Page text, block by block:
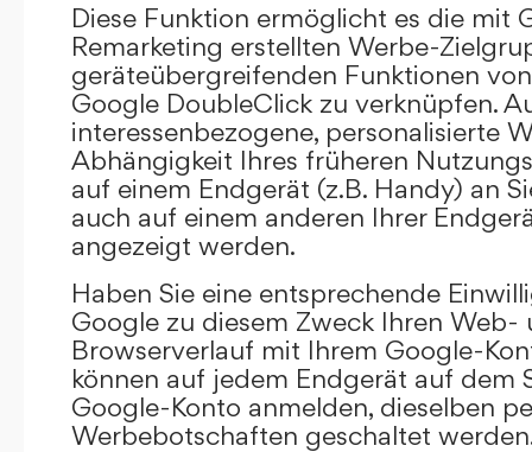
Diese Funktion ermöglicht es die mit
Remarketing erstellten Werbe-
geräteübergreifenden Funktionen
Google DoubleClick zu verknüpfen.
interessenbezogene, personalisierte
Abhängigkeit Ihres früheren
auf einem Endgerät (z.B. Handy) an
auch auf einem anderen Ihrer
angezeigt werden.
Haben Sie eine entsprechende
Google zu diesem Zweck Ihren
Browserverlauf mit Ihrem Google-
können auf jedem Endgerät auf dem
Google-Konto anmelden, dieselben
Werbebotschaften geschaltet